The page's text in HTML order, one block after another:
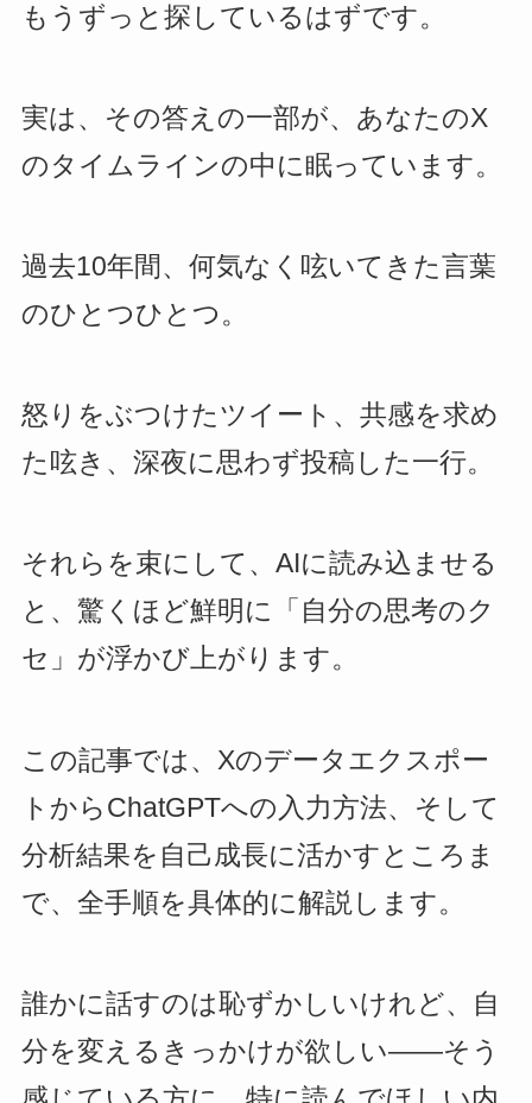
もうずっと探しているはずです。
実は、その答えの一部が、あなたのX
のタイムラインの中に眠っています。
過去10年間、何気なく呟いてきた言葉
のひとつひとつ。
怒りをぶつけたツイート、共感を求め
た呟き、深夜に思わず投稿した一行。
それらを束にして、AIに読み込ませる
と、驚くほど鮮明に「自分の思考のク
セ」が浮かび上がります。
この記事では、Xのデータエクスポー
トからChatGPTへの入力方法、そして
分析結果を自己成長に活かすところま
で、全手順を具体的に解説します。
誰かに話すのは恥ずかしいけれど、自
分を変えるきっかけが欲しい——そう